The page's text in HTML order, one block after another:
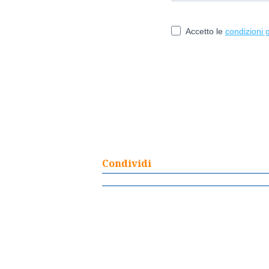
Condividi